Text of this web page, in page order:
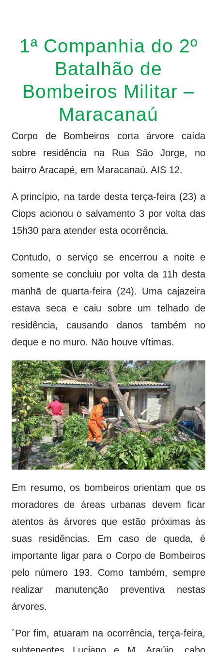
1ª Companhia do 2º
Batalhão de
Bombeiros Militar –
Maracanaú
Corpo de Bombeiros corta árvore caída
sobre residência na Rua São Jorge, no
bairro Aracapé, em Maracanaú. AIS 12.
A princípio, na tarde desta terça-feira (23) a
Ciops acionou o salvamento 3 por volta das
15h30 para atender esta ocorrência.
Contudo, o serviço se encerrou a noite e
somente se concluiu por volta da 11h desta
manhã de quarta-feira (24). Uma cajazeira
estava seca e caiu sobre um telhado de
residência, causando danos também no
deque e no muro. Não houve vítimas.
Em resumo, os bombeiros orientam que os
moradores de áreas urbanas devem ficar
atentos às árvores que estão próximas às
suas residências. Em caso de queda, é
importante ligar para o Corpo de Bombeiros
pelo número 193. Como também, sempre
realizar manutenção preventiva nestas
árvores.
´Por fim, atuaram na ocorrência, terça-feira,